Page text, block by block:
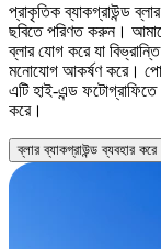
প্রাকৃতিক ব্যাকগ্রাউন্ড
ছবিতে পরিণত করুন।
ব্লার যোগ করে যা
মনোযোগ আকর্ষণ করে।
এটি হাই-এন্ড ফটোগ্রাফিতে
করে।
ব্লার ব্যাকগ্রাউন্ড ব্যবহার